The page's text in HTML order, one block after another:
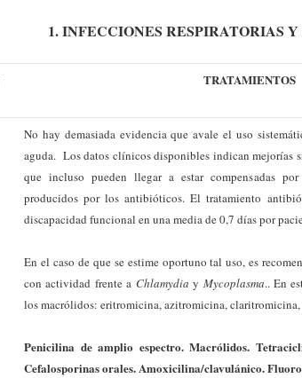
1. INFECCIONES RESPIRATORIAS
TRATAMIENTOS
No hay demasiada evidencia que avale el uso
aguda. Los datos clínicos disponibles indican mejorías
que incluso pueden llegar a estar compensadas
producidos por los antibióticos. El tratamiento
discapacidad funcional en una media de 0,7 días por
En el caso de que se estime oportuno tal uso, es
con actividad frente a Chlamydia y Mycoplasma.. En
los macrólidos: eritromicina, azitromicina, claritromicina,
Penicilina de amplio espectro. Macrólidos.
Cefalosporinas orales. Amoxicilina/clavulánico.